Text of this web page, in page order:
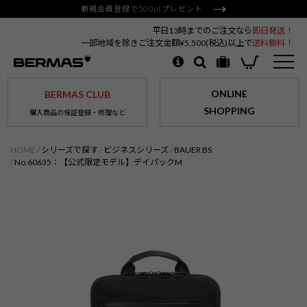
新規会員登録で500ptプレゼント
平日13時までのご注文なら 即日発送！
一部地域を除きご注文金額¥5,500(税込)以上で送料無料！
BERMAS CLUB
購入商品の保証登録・修理など
ONLINE
SHOPPING
HOME シリーズで探す ビジネスシリーズ
BAUER BS
No.60635：【公式限定モデル】デイパックM